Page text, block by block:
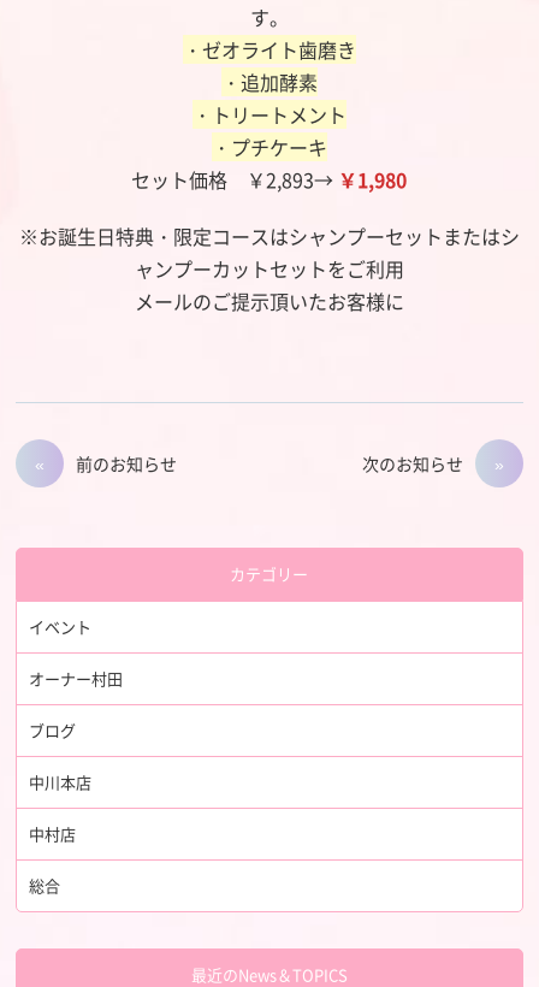
す。
・ゼオライト歯磨き
・追加酵素
・トリートメント
・プチケーキ
セット価格 ￥2,893→ ￥1,980
※お誕生日特典・限定コースはシャンプーセットまたはシ
ャンプーカットセットをご利用
メールのご提示頂いたお客様に
前のお知らせ 次のお知らせ
カテゴリー
イベント
オーナー村田
ブログ
中川本店
中村店
総合
最近のNews＆TOPICS